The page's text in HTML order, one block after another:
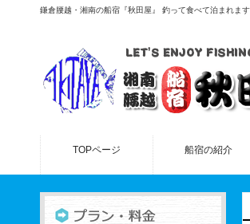
鎌倉腰越・湘南の船宿『秋田屋』 釣って食べて泊まれます
TOPページ 船宿の紹介